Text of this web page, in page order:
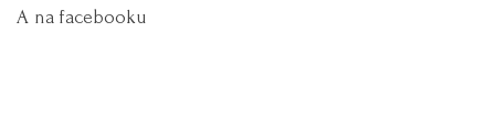
A na facebooku